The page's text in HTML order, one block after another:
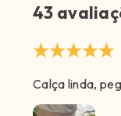
43
Calça linda,